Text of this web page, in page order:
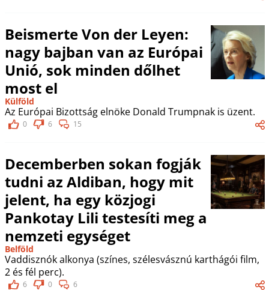
Beismerte Von der Leyen:
nagy bajban van az Európai
Unió, sok minden dőlhet
most el
Külföld
Az Európai Bizottság elnöke Donald Trumpnak is üzent.
0 6 15
Decemberben sokan fogják
tudni az Aldiban, hogy mit
jelent, ha egy közjogi
Pankotay Lili testesíti meg a
nemzeti egységet
Belföld
Vaddisznók alkonya (színes, szélesvásznú karthágói film,
2 és fél perc).
6 0 6